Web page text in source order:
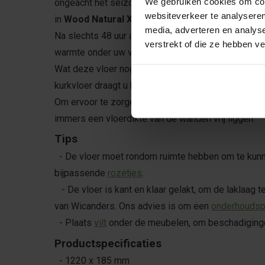
websiteverkeer te
media, adverteren en
verstrekt of die ze hebben
ongeacht het seizoen. De kurk klikvloer Panama
in Wood Natural XL
variant (zie product
Na slechts 48 uur acclimatiseren is de vloer
warmte onder uw voeten!
Wat deze vloer nog aantrekkelijker maakt, is het
kurkvloer draagt u bij aan een duurzamere
Om ervoor te zorgen dat je voldoende vloer
immers een vloerdikte van de wanden vrij liggen.
Tips
- De vloer moet rondom ruimte hebben om te
bijpassende rozetjes.
- De vloer is kant en klaar gelakt, om de laklaag
van Wicanders. Ons advies is om een
- Plaats vilt onder de meubelen, om
Productspecificaties
- 1220 x 185 mm